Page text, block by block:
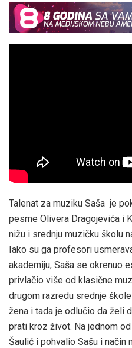
Talenat za muziku Saša je
pesme Olivera Dragojevića i
nižu i srednju muzičku školu
Iako su ga profesori
akademiju, Saša se okrenuo
privlačio više od klasične
drugom razredu srednje
žena i tada je odlučio da želi
prati kroz život. Na jednom
Šaulić i pohvalio Sašu i način